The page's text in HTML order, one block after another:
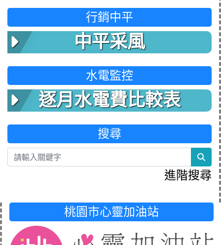
行銷中平
中平采風
水電監控
逐月水電費比較表
搜尋
進階搜尋
桃園市心靈加油站